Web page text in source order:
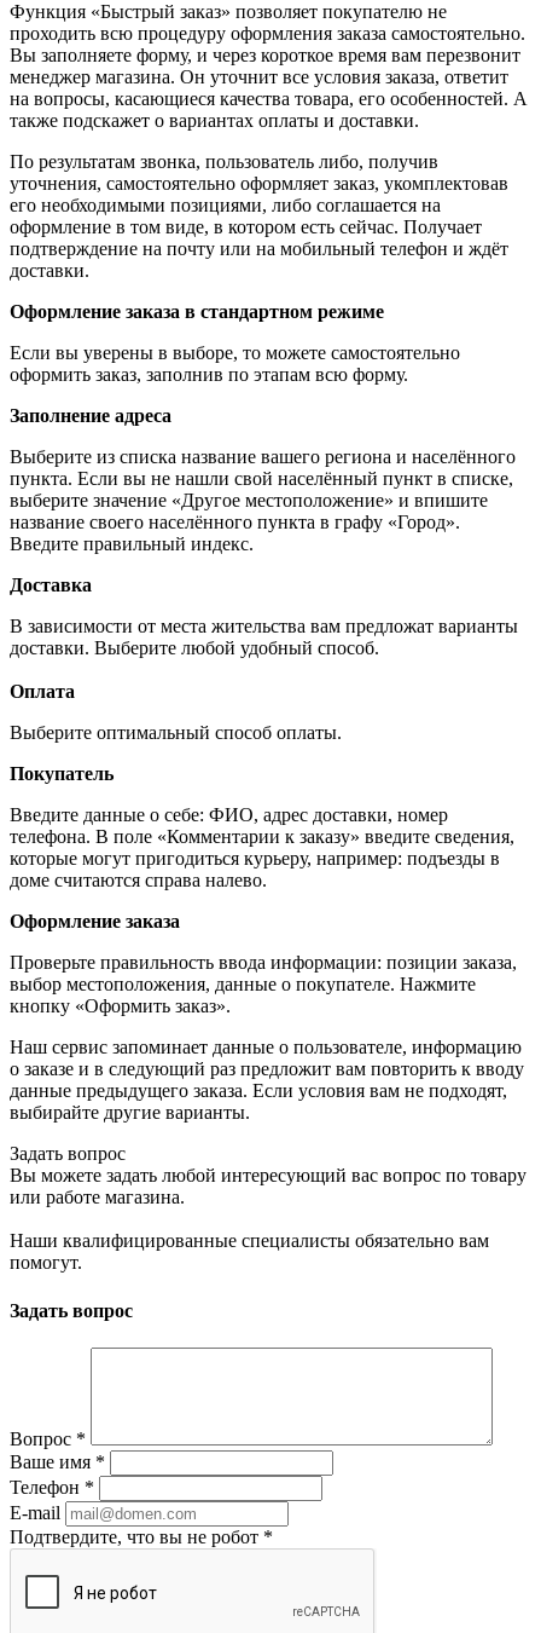
Функция «Быстрый заказ» позволяет покупателю не
проходить всю процедуру оформления заказа самостоятельно.
Вы заполняете форму, и через короткое время вам перезвонит
менеджер магазина. Он уточнит все условия заказа, ответит
на вопросы, касающиеся качества товара, его особенностей. А
также подскажет о вариантах оплаты и доставки.
По результатам звонка, пользователь либо, получив
уточнения, самостоятельно оформляет заказ, укомплектовав
его необходимыми позициями, либо соглашается на
оформление в том виде, в котором есть сейчас. Получает
подтверждение на почту или на мобильный телефон и ждёт
доставки.
Оформление заказа в стандартном режиме
Если вы уверены в выборе, то можете самостоятельно
оформить заказ, заполнив по этапам всю форму.
Заполнение адреса
Выберите из списка название вашего региона и населённого
пункта. Если вы не нашли свой населённый пункт в списке,
выберите значение «Другое местоположение» и впишите
название своего населённого пункта в графу «Город».
Введите правильный индекс.
Доставка
В зависимости от места жительства вам предложат варианты
доставки. Выберите любой удобный способ.
Оплата
Выберите оптимальный способ оплаты.
Покупатель
Введите данные о себе: ФИО, адрес доставки, номер
телефона. В поле «Комментарии к заказу» введите сведения,
которые могут пригодиться курьеру, например: подъезды в
доме считаются справа налево.
Оформление заказа
Проверьте правильность ввода информации: позиции заказа,
выбор местоположения, данные о покупателе. Нажмите
кнопку «Оформить заказ».
Наш сервис запоминает данные о пользователе, информацию
о заказе и в следующий раз предложит вам повторить к вводу
данные предыдущего заказа. Если условия вам не подходят,
выбирайте другие варианты.
Задать вопрос
Вы можете задать любой интересующий вас вопрос по товару
или работе магазина.
Наши квалифицированные специалисты обязательно вам
помогут.
Задать вопрос
Вопрос *
Ваше имя *
Телефон *
E-mail
Подтвердите, что вы не робот *